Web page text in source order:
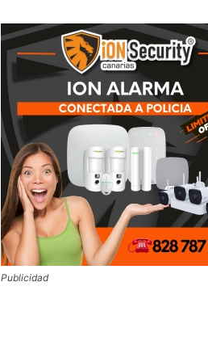
Publicidad